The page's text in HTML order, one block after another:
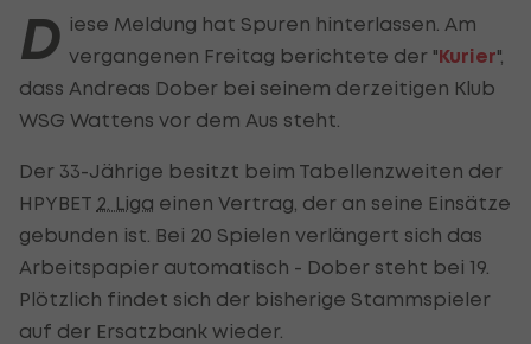
D iese Meldung hat Spuren hinterlassen. Am
vergangenen Freitag berichtete der "Kurier",
dass Andreas Dober bei seinem derzeitigen Klub
WSG Wattens vor dem Aus steht.
Der 33-Jährige besitzt beim Tabellenzweiten der
HPYBET 2. Liga einen Vertrag, der an seine Einsätze
gebunden ist. Bei 20 Spielen verlängert sich das
Arbeitspapier automatisch - Dober steht bei 19.
Plötzlich findet sich der bisherige Stammspieler
auf der Ersatzbank wieder.